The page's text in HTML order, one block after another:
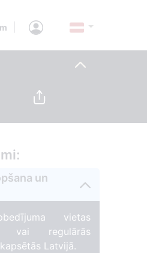
un
vietas
vai regulārās
Latvijā.